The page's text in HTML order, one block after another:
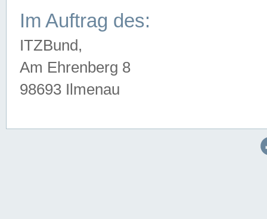
Im Auftrag des:
ITZBund,
Am Ehrenberg 8
98693 Ilmenau